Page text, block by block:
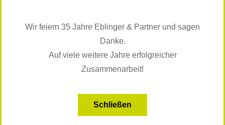
AKTUELLES
globaler Bericht: Die strategische Rolle von Interim-
und Teilzeit-Führungskräften
Wir feiern 35 Jahre Eblinger & Partner und sagen
Danke.
Auf viele weitere Jahre erfolgreicher
Zusammenarbeit!
Schließen